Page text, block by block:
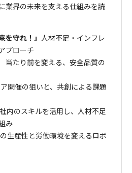
業界の未来を支える仕組みを読
を守れ！」 人材不足・インフレ
プローチ
当たり前を変える、安全品質の
開催の狙いと、共創による課題
社内のスキルを活用し、人材不足
み
生産性と労働環境を変えるロボ